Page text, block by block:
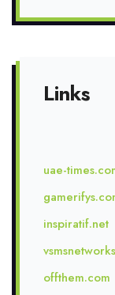
Links
uae-
inspiratif.net
offthem.com